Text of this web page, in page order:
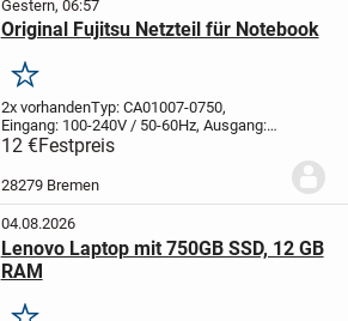
Gestern, 06:57
Original Fujitsu Netzteil für Notebook
Merken
2x vorhandenTyp: CA01007-0750,
Eingang: 100-240V / 50-60Hz, Ausgang:
16V 3,38A 90W, Steckergröße: 5.5mm *
2.5mm, Farbe: Schwarz, Artikelzustand:
Neu, Lieferumfang: 1 x Stromnetzteil mit
12 €Festpreis
28279 Bremen
04.08.2026
Lenovo Laptop mit 750GB SSD, 12 GB
RAM